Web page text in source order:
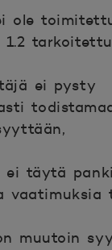
ole
1.2
ei pysty
ei täytä
vaatimuksia
muutoin